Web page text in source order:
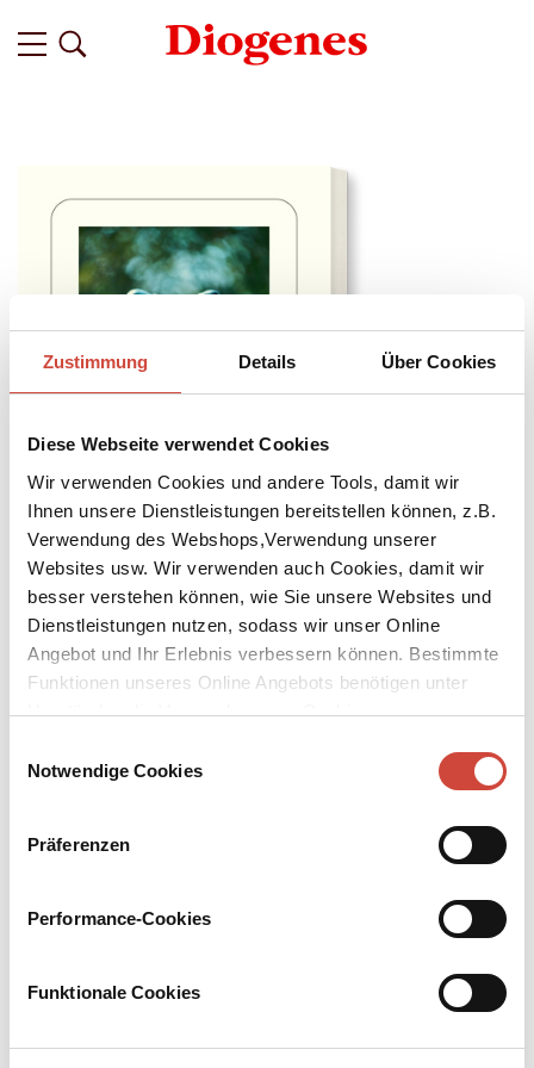
Zustimmung Details Über Cookies
Diese Webseite verwendet Cookies
Wir verwenden Cookies und andere Tools, damit wir
Ihnen unsere Dienstleistungen bereitstellen können, z.B.
Verwendung des Webshops,Verwendung unserer
Websites usw. Wir verwenden auch Cookies, damit wir
besser verstehen können, wie Sie unsere Websites und
Dienstleistungen nutzen, sodass wir unser Online
Angebot und Ihr Erlebnis verbessern können. Bestimmte
Funktionen unseres Online Angebots benötigen unter
Umständen die Verwendung von Cookies von
Notwendige Cookies
Präferenzen
Performance-Cookies
Funktionale Cookies
↘
Kaufen
Eigentlich möchte Jonas Brand nur sein Filmprojekt »Montecristo«
Sache, die größer ist als jeder Blockbuster – mit immensen Folgen
für unser Finanzsystem.
320 Seiten